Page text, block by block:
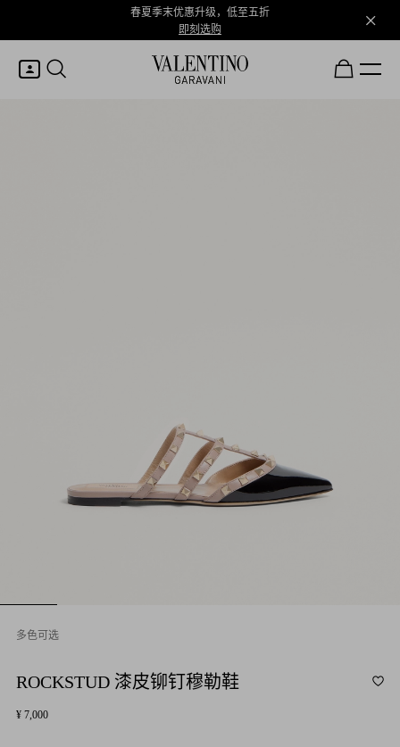
春夏季末优惠升级，低至五折
即刻选购
多色可选
ROCKSTUD 漆皮铆钉穆勒鞋
¥ 7,000